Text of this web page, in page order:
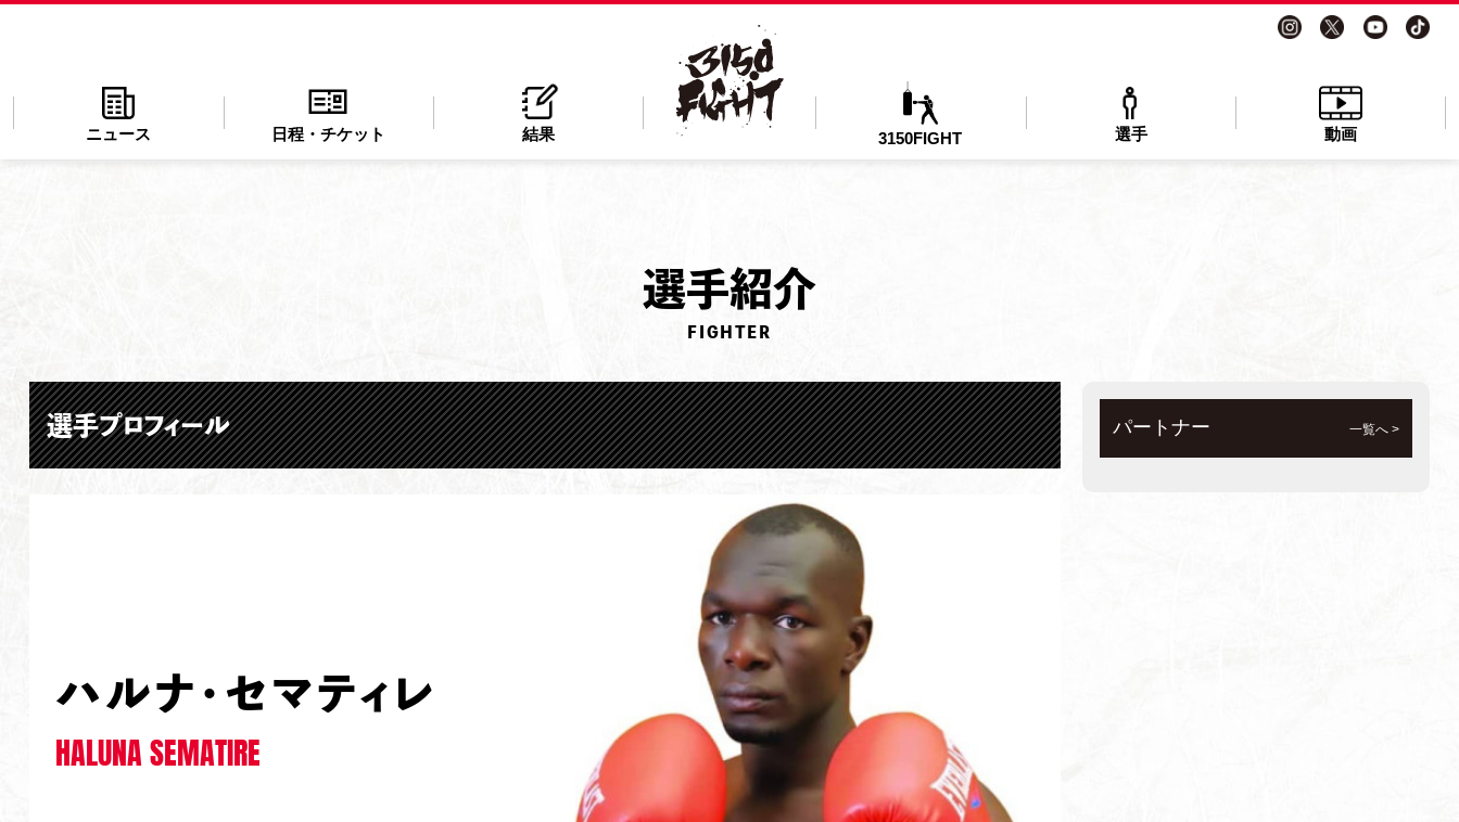
ニュース 日程・チケット 結果 3150FIGHT 選手 動画
選手紹介
FIGHTER
選手プロフィール
ハルナ・セマティレ
HALUNA SEMATIRE
パートナー 一覧へ >